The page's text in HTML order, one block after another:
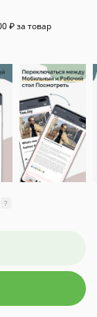
₽ за товар
?